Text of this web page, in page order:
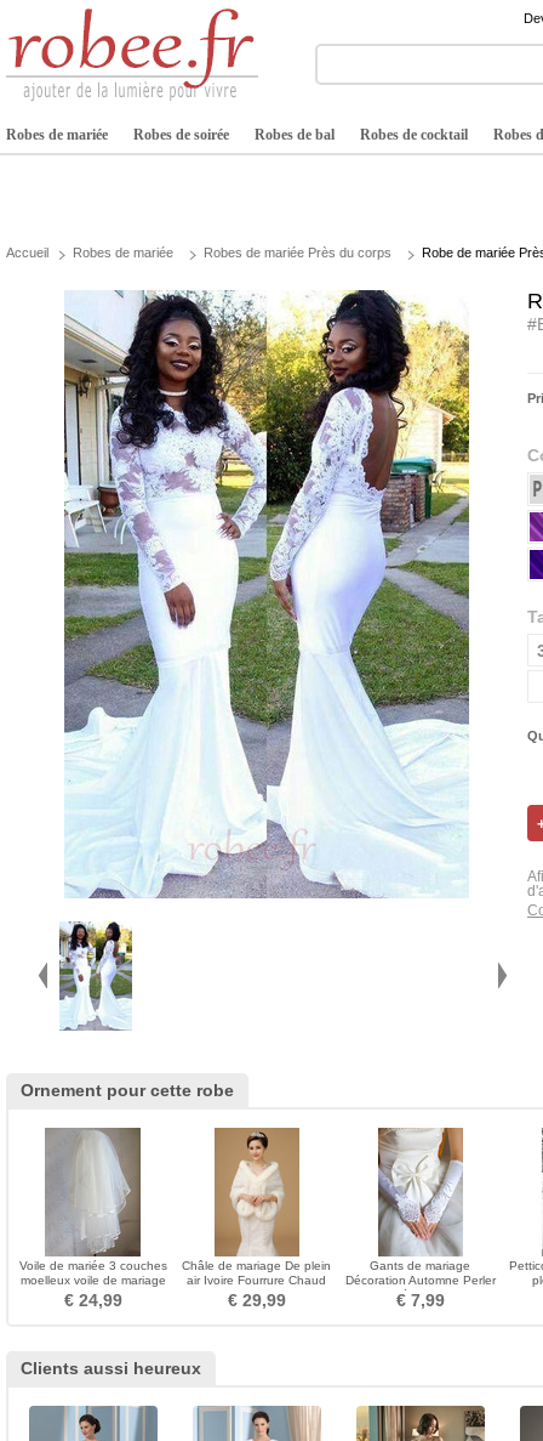
Robes de mariée Robes de soirée Robes de bal Robes de cocktail Robes
Accueil Robes de mariée Robes de mariée Près du corps Robe de mariée
Ornement pour cette robe
Voile de mariée 3 couches
moelleux voile de mariage
voile de mariage voile court
€ 24,99
Châle de mariage De plein
air Ivoire Fourrure Chaud
Laine artificielle
€ 29,99
Gants de mariage
Décoration Automne Perler
Approprié Salle Vintage
€ 7,99
Clients aussi heureux